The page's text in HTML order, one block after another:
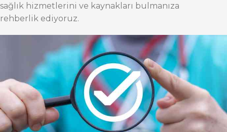
sağlık hizmetlerini ve kaynakları bulmanıza
rehberlik ediyoruz.